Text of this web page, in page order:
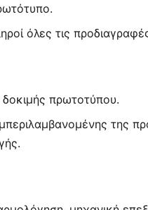
όλες τις
πρωτοτύπου.
της